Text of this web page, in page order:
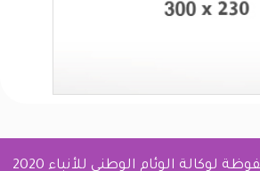
لوكالة الوئام الوطني للأنباء 2020